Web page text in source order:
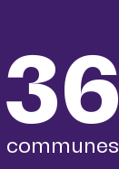
36
communes